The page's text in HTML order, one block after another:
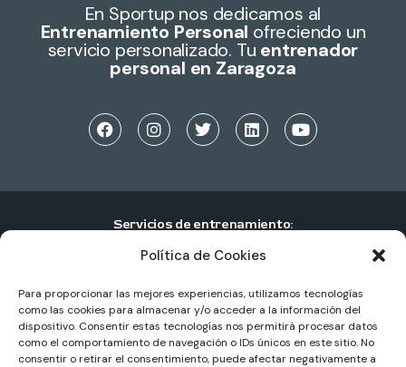
Política de Cookies
Para proporcionar las mejores experiencias, utilizamos tecnologías
como las cookies para almacenar y/o acceder a la información del
dispositivo. Consentir estas tecnologías nos permitirá procesar datos
como el comportamiento de navegación o IDs únicos en este sitio. No
consentir o retirar el consentimiento, puede afectar negativamente a
En Sportup nos dedicamos al
Entrenamiento Personal ofreciendo un
servicio personalizado. Tu entrenador
personal en Zaragoza
Servicios de entrenamiento:
Entrenamiento personal individual
Entrenamiento personal en grupo
Centros de entrenamiento personal